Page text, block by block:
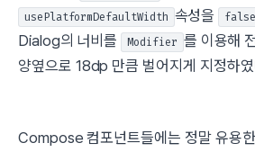
usePlatformDefaultWidth 속성을 false
Dialog의 너비를
Modifier 를 이용해
양옆으로 18dp 만큼 벌어지게 지정하
Compose 컴포넌트들에는 정말 유용